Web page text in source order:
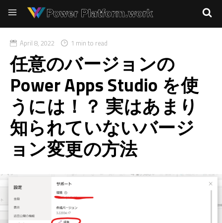
April 8, 2022 1 min to read
任意のバージョンの
Power Apps Studio を使
うには！？ 実はあまり
知られていないバージ
ョン変更の方法